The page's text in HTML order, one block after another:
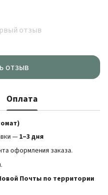
отзыв
отзыв
Оплата
— 1–3 дня
оформления заказа.
Почты по территории